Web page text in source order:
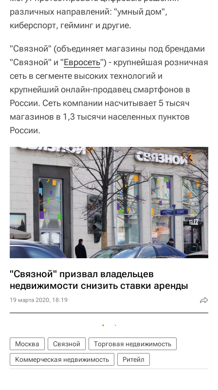
различных направлений: "умный дом",
киберспорт, гейминг и другие.
"Связной" (объединяет магазины под брендами
"Связной" и "Евросеть") - крупнейшая розничная
сеть в сегменте высоких технологий и
крупнейший онлайн-продавец смартфонов в
России. Сеть компании насчитывает 5 тысяч
магазинов в 1,3 тысячи населенных пунктов
России.
"Связной" призвал владельцев
недвижимости снизить ставки аренды
19 марта 2020, 18:19
Москва Связной
Торговая недвижимость
Коммерческая недвижимость
Ритейл